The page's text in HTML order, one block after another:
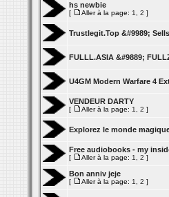
hs newbie
[ Aller à la page: 1 2 ]
Trustlegit.Top &#9989;
FULLL.ASIA &#9889;
U4GM Modern Warfare 4
VENDEUR DARTY
[ Aller à la page: 1 2 ]
Explorez le monde
Free audiobooks - my
[ Aller à la page: 1 2 ]
Bon anniv jeje
[ Aller à la page: 1 2 ]